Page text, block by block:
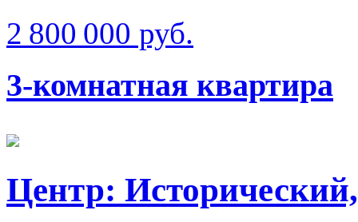
2 800 000 руб.
3-комнатная квартира
Центр: